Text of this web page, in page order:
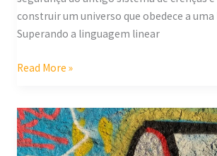
construir um universo que obedece a
Superando a linguagem linear
Read More »
Alegria
furiosa